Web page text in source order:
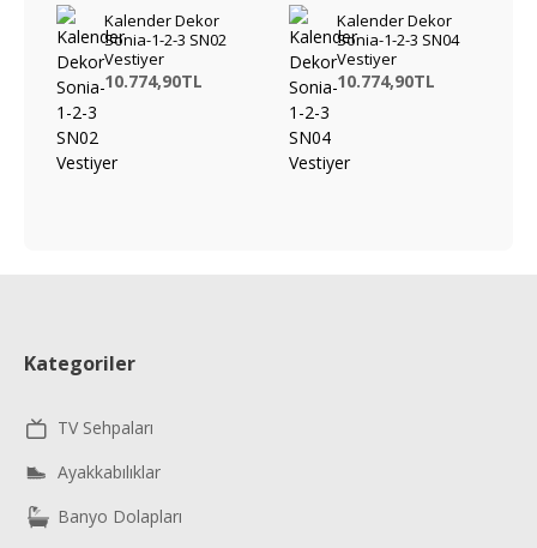
Kalender Dekor
Sonia-1-2-3 SN02
Vestiyer
10.774,90TL
Kalender Dekor
Sonia-1-2-3 SN04
Vestiyer
10.774,90TL
Kategoriler
TV Sehpaları
Ayakkabılıklar
Banyo Dolapları